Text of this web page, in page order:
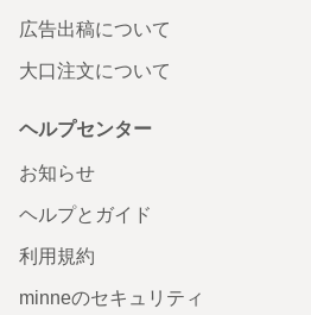
広告出稿について
大口注文について
ヘルプセンター
お知らせ
ヘルプとガイド
利用規約
minneのセキュリティ